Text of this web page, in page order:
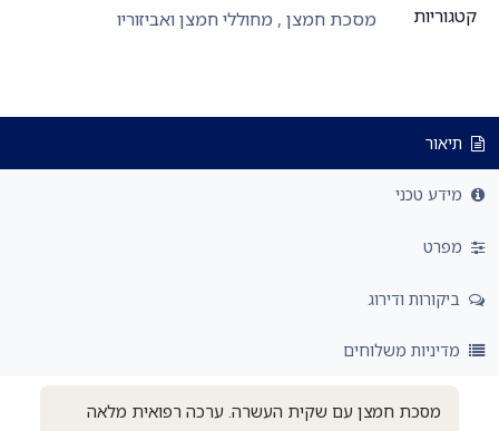
קטגוריות
מסכת חמצן, מחוללי חמצן ואביזוריו
תיאור
מידע טכני
מפרט
ביקורות ודירוג
מדיניות משלוחים
מסכת חמצן עם שקית העשרה. ערכה רפואית מלאה